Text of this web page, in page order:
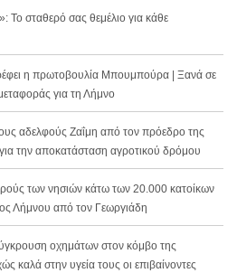
Το σταθερό σας θεμέλιο για κάθε
η πρωτοβουλία Μπουμπούρα | Ξανά σε
για τη Λήμνο
αδελφούς Ζαΐμη από τον πρόεδρο της
την αποκατάσταση αγροτικού δρόμου
των νησιών κάτω των 20.000 κατοίκων
Λήμνου από τον Γεωργιάδη
οχημάτων στον κόμβο της
καλά στην υγεία τους οι επιβαίνοντες